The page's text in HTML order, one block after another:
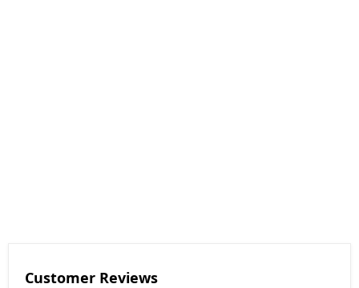
Customer Reviews